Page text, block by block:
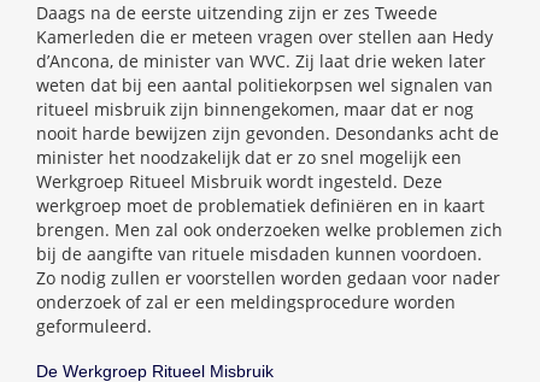
Daags na de eerste uitzending zijn er zes Tweede
Kamerleden die er meteen vragen over stellen aan Hedy
d’Ancona, de minister van WVC. Zij laat drie weken later
weten dat bij een aantal politiekorpsen wel signalen van
ritueel misbruik zijn binnengekomen, maar dat er nog
nooit harde bewijzen zijn gevonden. Desondanks acht de
minister het noodzakelijk dat er zo snel mogelijk een
Werkgroep Ritueel Misbruik wordt ingesteld. Deze
werkgroep moet de problematiek definiëren en in kaart
brengen. Men zal ook onderzoeken welke problemen zich
bij de aangifte van rituele misdaden kunnen voordoen.
Zo nodig zullen er voorstellen worden gedaan voor nader
onderzoek of zal er een meldingsprocedure worden
geformuleerd.
De Werkgroep Ritueel Misbruik